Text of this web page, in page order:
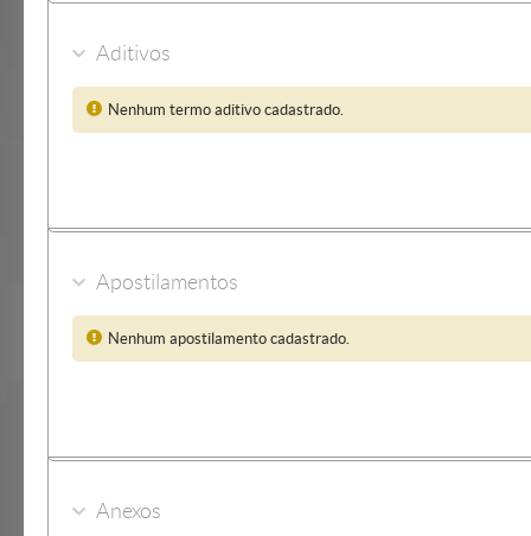
Aditivos
Nenhum termo aditivo cadastrado.
Apostilamentos
Nenhum apostilamento cadastrado.
Anexos